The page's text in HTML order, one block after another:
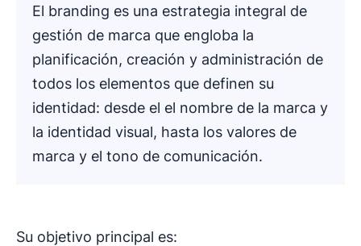
El branding es una estrategia integral de
gestión de marca que engloba la
planificación, creación y administración de
todos los elementos que definen su
identidad: desde el el nombre de la marca y
la identidad visual, hasta los valores de
marca y el tono de comunicación.
Su objetivo principal es: